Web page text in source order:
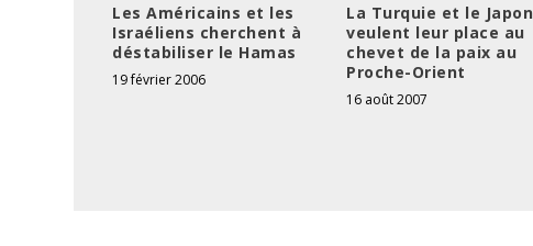
Les Américains et les
Israéliens cherchent à
déstabiliser le Hamas
19 février 2006
La Turquie et le Japon
veulent leur place au
chevet de la paix au
Proche-Orient
16 août 2007